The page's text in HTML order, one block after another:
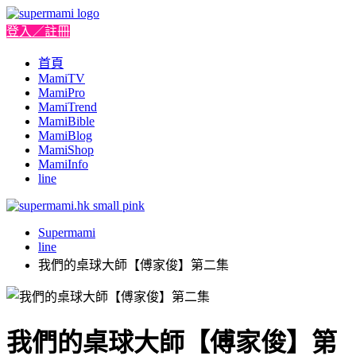
登入／註冊
首頁
MamiTV
MamiPro
MamiTrend
MamiBible
MamiBlog
MamiShop
MamiInfo
line
Supermami
line
我們的桌球大師【傅家俊】第二集
我們的桌球大師【傅家俊】第